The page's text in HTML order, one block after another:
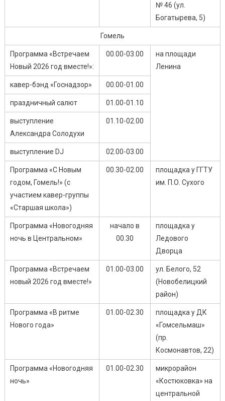
№ 46 (ул.
Богатырева, 5)
Гомель
Программа «Встречаем
Новый 2026 год вместе!»:
00.00-03.00
на площади
Ленина
кавер-бэнд «Госнадзор» 00.00-01.00
праздничный салют 01.00-01.10
выступление
Александра Солодухи
01.10-02.00
выступление DJ 02.00-03.00
Программа «С Новым
годом, Гомель!» (с
участием кавер-группы
«Старшая школа»)
00.30-02.00
площадка у ГГТУ
им. П.О. Сухого
Программа «Новогодняя
ночь в Центральном»
начало в
00.30
площадка у
Ледового
Дворца
Программа «Встречаем
новый 2026 год вместе!»
01.00-03.00
ул. Белого, 52
(Новобелицкий
район)
Программа «В ритме
Нового года»
01.00-02.30
площадка у ДК
«Гомсельмаш»
(пр.
Космонавтов, 22)
Программа «Новогодняя
ночь»
01.00-02.30
микрорайон
«Костюковка» на
центральной